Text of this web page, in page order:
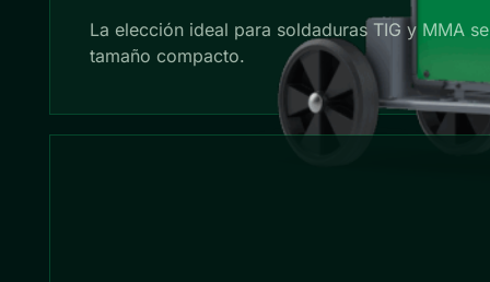
La elección ideal para soldaduras TIG y MMA
tamaño compacto.